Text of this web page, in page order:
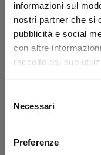
informazioni sul
nostri partner che si
pubblicità e social
con altre
raccolto dal suo
delNecessari
PreferenzeClaudio